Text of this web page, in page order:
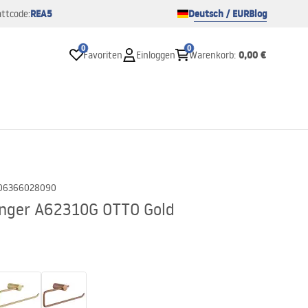
REA5 Deutsch / EURBlog
0
Favoriten Einloggen
0
Warenkorb: 0,00 €
A62310G OTTO Gold